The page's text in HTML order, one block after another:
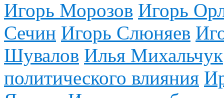
Игорь Морозов Игорь
Сечин Игорь Слюняев
Шувалов Илья Михальчук
политического влияния